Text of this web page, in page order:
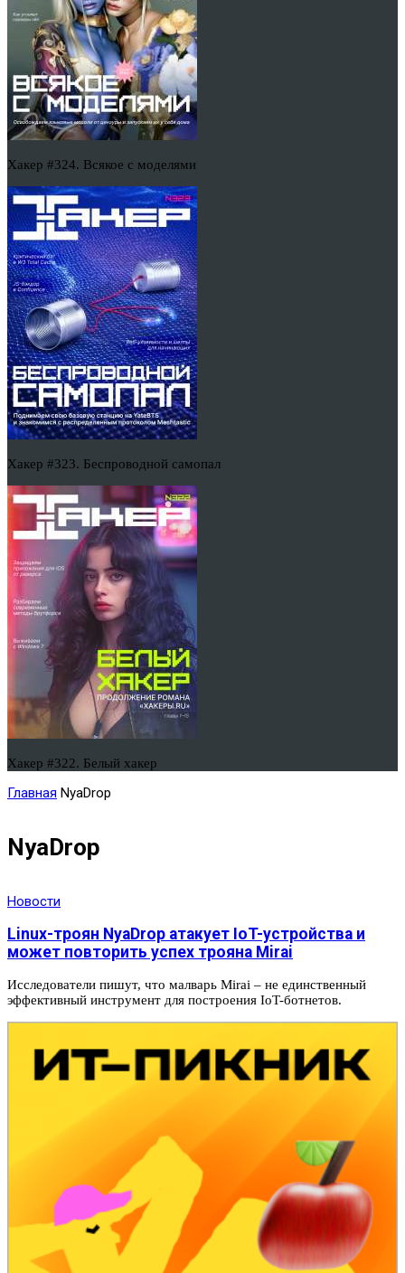
Хакер #324. Всякое с моделями
Хакер #323. Беспроводной самопал
Хакер #322. Белый хакер
Главная NyaDrop
NyaDrop
Новости
Linux-троян NyaDrop атакует IoT-устройства и
может повторить успех трояна Mirai
Исследователи пишут, что малварь Mirai – не единственный
эффективный инструмент для построения IoT-ботнетов.